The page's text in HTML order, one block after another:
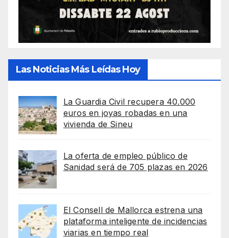
Las Noticias Más Leídas Hoy
La Guardia Civil recupera 40.000
euros en joyas robadas en una
vivienda de Sineu
La oferta de empleo público de
Sanidad será de 705 plazas en 2026
El Consell de Mallorca estrena una
plataforma inteligente de incidencias
viarias en tiempo real